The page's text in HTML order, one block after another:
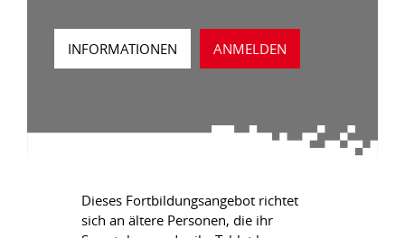
INFORMATIONEN ANMELDEN
Dieses Fortbildungsangebot richtet
sich an ältere Personen, die ihr